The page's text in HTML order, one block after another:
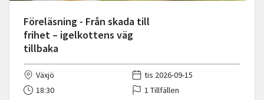
Föreläsning - Från skada till
frihet – igelkottens väg
tillbaka
Växjö
tis 2026-09-15
18:30
1 Tillfällen